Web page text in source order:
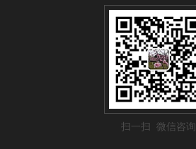
扫一扫 微信咨询